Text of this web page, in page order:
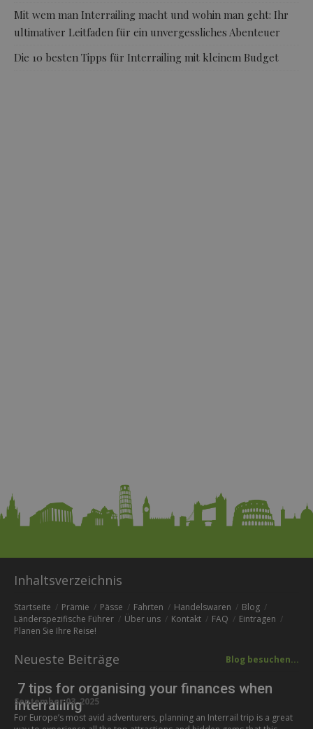
Mit wem man Interrailing macht und wohin man geht: Ihr
ultimativer Leitfaden für ein unvergessliches Abenteuer
Die 10 besten Tipps für Interrailing mit kleinem Budget
Inhaltsverzeichnis
Startseite Prämie Pässe Fahrten Handelswaren
Blog
Länderspezifische Führer
Über uns Kontakt FAQ
Eintragen
Planen Sie Ihre Reise!
Neueste Beiträge Blog besuchen...
7 tips for organising your finances when
Interrailing
September 03, 2025
For Europe’s most avid adventurers, planning an Interrail trip is a great